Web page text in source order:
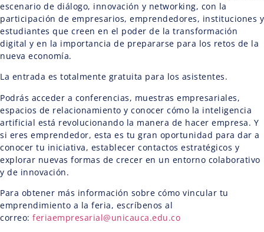
escenario de diálogo, innovación y networking, con la
participación de empresarios, emprendedores, instituciones y
estudiantes que creen en el poder de la transformación
digital y en la importancia de prepararse para los retos de la
nueva economía.
La entrada es totalmente gratuita para los asistentes.
Podrás acceder a conferencias, muestras empresariales,
espacios de relacionamiento y conocer cómo la inteligencia
artificial está revolucionando la manera de hacer empresa. Y
si eres emprendedor, esta es tu gran oportunidad para dar a
conocer tu iniciativa, establecer contactos estratégicos y
explorar nuevas formas de crecer en un entorno colaborativo
y de innovación.
Para obtener más información sobre cómo vincular tu
emprendimiento a la feria, escríbenos al
correo: feriaempresarial@unicauca.edu.co